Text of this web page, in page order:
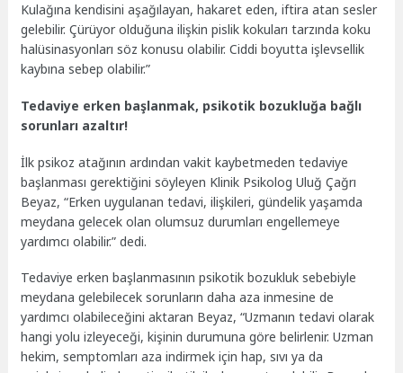
Kulağına kendisini aşağılayan, hakaret eden, iftira atan sesler
gelebilir. Çürüyor olduğuna ilişkin pislik kokuları tarzında koku
halüsinasyonları söz konusu olabilir. Ciddi boyutta işlevsellik
kaybına sebep olabilir.”
Tedaviye erken başlanmak, psikotik bozukluğa bağlı
sorunları azaltır!
İlk psikoz atağının ardından vakit kaybetmeden tedaviye
başlanması gerektiğini söyleyen Klinik Psikolog Uluğ Çağrı
Beyaz, “Erken uygulanan tedavi, ilişkileri, gündelik yaşamda
meydana gelecek olan olumsuz durumları engellemeye
yardımcı olabilir.” dedi.
Tedaviye erken başlanmasının psikotik bozukluk sebebiyle
meydana gelebilecek sorunların daha aza inmesine de
yardımcı olabileceğini aktaran Beyaz, “Uzmanın tedavi olarak
hangi yolu izleyeceği, kişinin durumuna göre belirlenir. Uzman
hekim, semptomları aza indirmek için hap, sıvı ya da